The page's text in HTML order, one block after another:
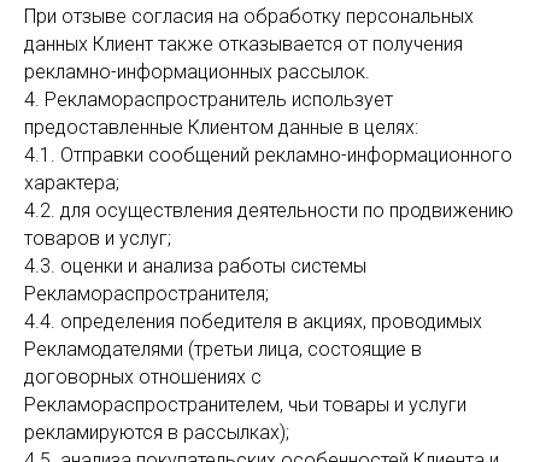
При отзыве согласия на обработку персональных
данных Клиент также отказывается от получения
рекламно-информационных рассылок.
4. Рекламораспространитель использует
предоставленные Клиентом данные в целях:
4.1. Отправки сообщений рекламно-информационного
характера;
4.2. для осуществления деятельности по продвижению
товаров и услуг;
4.3. оценки и анализа работы системы
Рекламораспространителя;
4.4. определения победителя в акциях, проводимых
Рекламодателями (третьи лица, состоящие в
договорных отношениях с
Рекламораспространителем, чьи товары и услуги
рекламируются в рассылках);